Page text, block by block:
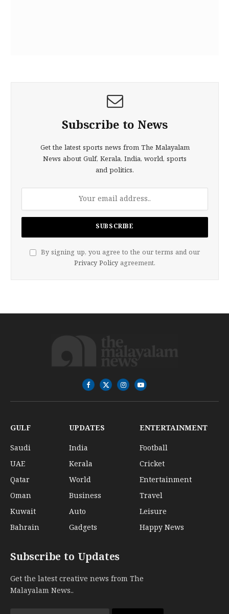
Subscribe to News
Get the latest sports news from The Malayalam
News about Gulf, Kerala, India, world, sports
and politics.
By signing up, you agree to the our terms and our
Privacy Policy agreement.
Facebook
X
(Twitter)
InstagramYouTube
GULF
Saudi
UAE
Qatar
Oman
Kuwait
Bahrain
UPDATES
India
Kerala
World
Business
Auto
Gadgets
ENTERTAINMENT
Football
Cricket
Entertainment
Travel
Leisure
Happy News
Subscribe to Updates
Get the latest creative news from The
Malayalam News..